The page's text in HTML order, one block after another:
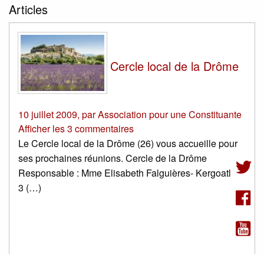
Articles
Cercle local de la Drôme
10 juillet 2009, parAssociation pour une Constituante
Afficher les 3 commentaires
Le Cercle local de la Drôme (26) vous accueille pour
ses prochaines réunions. Cercle de la Drôme
Responsable : Mme Elisabeth Falguières- Kergoatl
3 (…)